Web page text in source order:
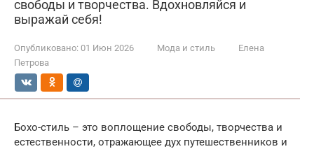
свободы и творчества. Вдохновляйся и
выражай себя!
Опубликовано: 01 Июн 2026 Мода и стиль
Елена
Петрова
Бохо-стиль – это воплощение свободы, творчества и
естественности, отражающее дух путешественников и